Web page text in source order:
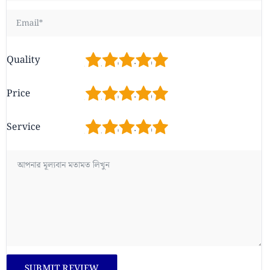
Quality 5
4
3
2
Price 5
4
3
2
Service 5
4
3
2